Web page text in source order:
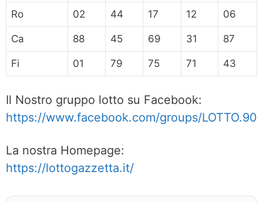
Ro 02 44 17 12 06
Ca 88 45 69 31 87
Fi 01 79 75 71 43
Il Nostro gruppo lotto su Facebook:
https://www.facebook.com/groups/LOTTO.90
La nostra Homepage:
https://lottogazzetta.it/